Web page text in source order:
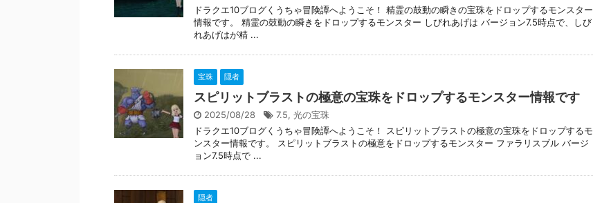
ドラクエ10ブログくうちゃ冒険譚へようこそ！ 精霊の鼓動の瞬きの宝珠をドロップするモンスター
情報です。 精霊の鼓動の瞬きをドロップするモンスター しびれあげは バージョン7.5時点で、しび
れあげはが精 ...
宝珠 隠者
スピリットブラストの極意の宝珠をドロップするモンスター情報です
2025/08/28 7.5, 光の宝珠
ドラクエ10ブログくうちゃ冒険譚へようこそ！ スピリットブラストの極意の宝珠をドロップするモ
ンスター情報です。 スピリットブラストの極意をドロップするモンスター ファラリスブル バージ
ョン7.5時点で ...
隠者